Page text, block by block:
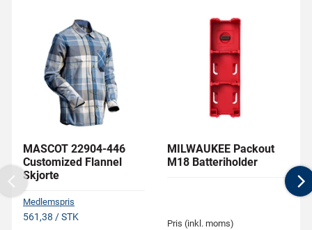
MASCOT 22904-446
Customized Flannel
Skjorte
Medlemspris
561,38 / STK
MILWAUKEE Packout
M18 Batteriholder
Pris (inkl. moms)
Previous